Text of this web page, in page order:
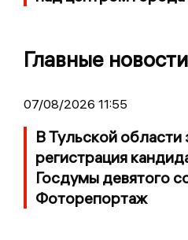
Главные новости
07/08/2026 11:55
В Тульской области
регистрация
Госдумы девятого
Фоторепортаж